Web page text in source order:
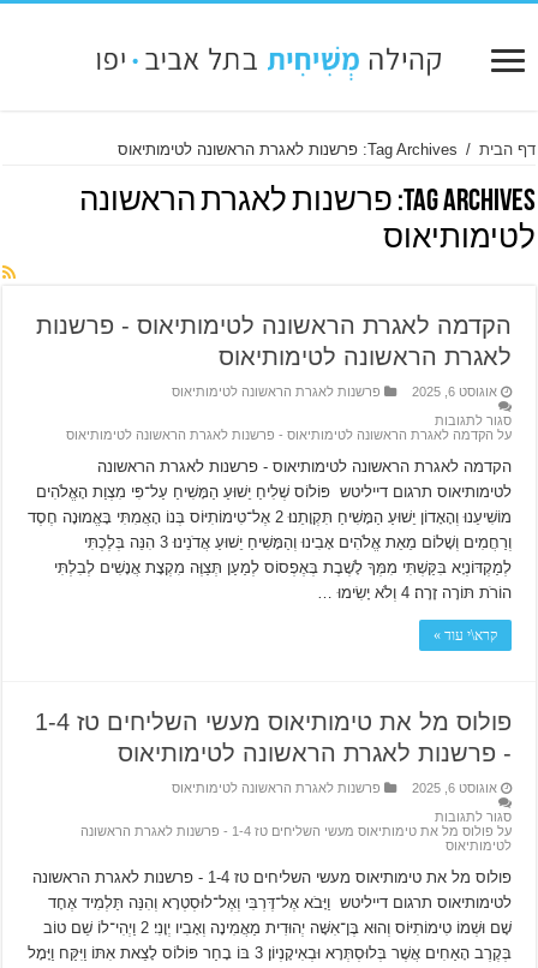
דף הבית / Tag Archives: פרשנות לאגרת הראשונה לטימותיאוס
Tag Archives: פרשנות לאגרת הראשונה
לטימותיאוס
הקדמה לאגרת הראשונה לטימותיאוס ‫- פרשנות
לאגרת הראשונה לטימותיאוס
אוגוסט 6, 2025
פרשנות לאגרת הראשונה לטימותיאוס
סגור לתגובות
על הקדמה לאגרת הראשונה לטימותיאוס ‫- פרשנות לאגרת הראשונה לטימותיאוס
הקדמה לאגרת הראשונה לטימותיאוס ‫- פרשנות לאגרת הראשונה
לטימותיאוס תרגום דייליטש פּוֹלוֹס שְׁלִיחַ יֵשׁוּעַ הַמָּשִׁיחַ עַל־פִּי מִצְוַת הָאֱלֹהִים
מוֹשִׁיעֵנוּ וְהָאָדוֹן יֵשׁוּעַ הַמָּשִׁיחַ תִּקְוָתֵנוּ׃ 2 אֶל־טִימוֹתִיּוֹס בְּנוֹ הָאֲמִתִּי בָּאֱמוּנָה חֶסֶד
וְרַחֲמִים וְשָׁלוֹם מֵאֵת אֱלֹהִים אָבִינוּ וְהַמָּשִׁיחַ יֵשׁוּעַ אֲדֹנֵינוּ׃ 3 הִנֵּה בְּלֶכְתִּי
לְמַקְדּוֹנְיָא בִּקַּשְׁתִּי מִמְּךָ לָשֶׁבֶת בְּאֶפְסוֹס לְמַעַן תְּצַוֶּה מִקְצָת אֲנָשִׁים לְבִלְתִּי
הוֹרֹת תּוֹרָה זָרָה׃ 4 וְלֹא יָשִׂימוּ …
קרא\י עוד »
פולוס מל את טימותיאוס מעשי השליחים טז 1-4
‫- פרשנות לאגרת הראשונה לטימותיאוס
אוגוסט 6, 2025
פרשנות לאגרת הראשונה לטימותיאוס
סגור לתגובות
על פולוס מל את טימותיאוס מעשי השליחים טז 1-4 ‫- פרשנות לאגרת הראשונה
לטימותיאוס
פולוס מל את טימותיאוס מעשי השליחים טז 1-4 ‫- פרשנות לאגרת הראשונה
לטימותיאוס תרגום דייליטש וַיָּבֹא אֶל־דֶּרְבִּי וְאֶל־לוּסְטְרָא וְהִנֵּה תַּלְמִיד אֶחָד
שָׁם וּשְׁמוֹ טִימוֹתִיּוֹס וְהוּא בֶּן־אִשָּׁה יְהוּדִית מַאֲמִינָה וְאָבִיו יְוָנִי׃ 2 וַיְהִי־לוֹ שֵׁם טוֹב
בְּקֶרֶב הָאַחִים אֲשֶׁר בְּלוּסְתְּרָא וּבְאִיקָנְיוֹן׃ 3 בּוֹ בָחַר פּוֹלוֹס לָצֵאת אִתּוֹ וַיִּקַּח וַיָּמָל